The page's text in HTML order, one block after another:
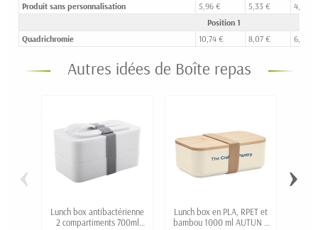
Produit sans personnalisation
5,96 € 5,33 €
4,82 €
Position 1
Quadrichromie
10,74 € 8,07 € 6,47 €
Autres idées de Boîte repas
Lunch box antibactérienne
2 compartiments 700ml
Lunch box en PLA, RPET et
bambou 1000 ml AUTUN à
‹ ›